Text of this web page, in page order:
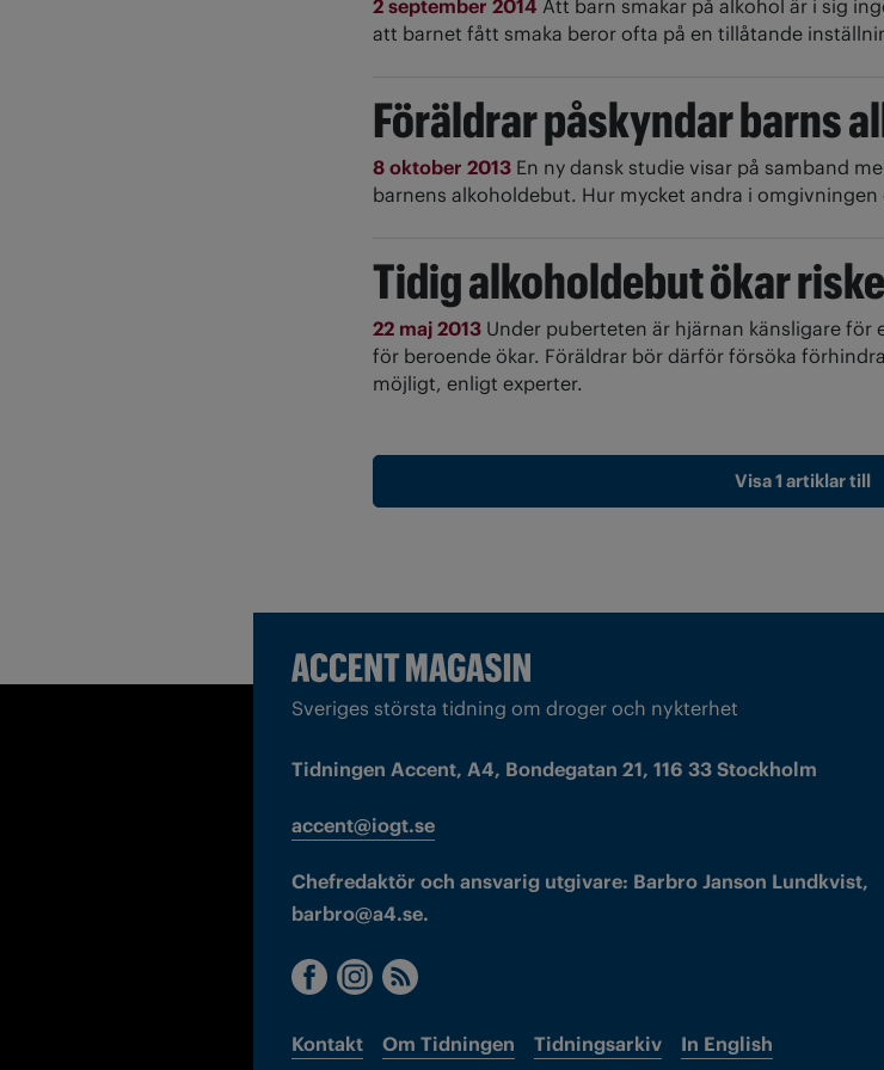
2 september 2014 Att barn smakar på alkohol är i sig
att barnet fått smaka beror ofta på en tillåtande
Föräldrar påskyndar barns
8 oktober 2013 En ny dansk studie visar på samband
barnens alkoholdebut. Hur mycket andra i omgivningen
Tidig alkoholdebut ökar
22 maj 2013 Under puberteten är hjärnan känsligare för
för beroende ökar. Föräldrar bör därför försöka
möjligt, enligt experter.
Visa 1 artiklar till
Sveriges största tidning om droger och nykterhet
Tidningen Accent, A4, Bondegatan 21, 116 33 Stockholm
accent@iogt.se
Chefredaktör och ansvarig utgivare: Barbro Janson Lundkvist,
barbro@a4.se.
Kontakt Om Tidningen Tidningsarkiv In English